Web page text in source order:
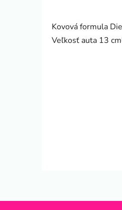
Kovová formula
Veľkosť auta 13